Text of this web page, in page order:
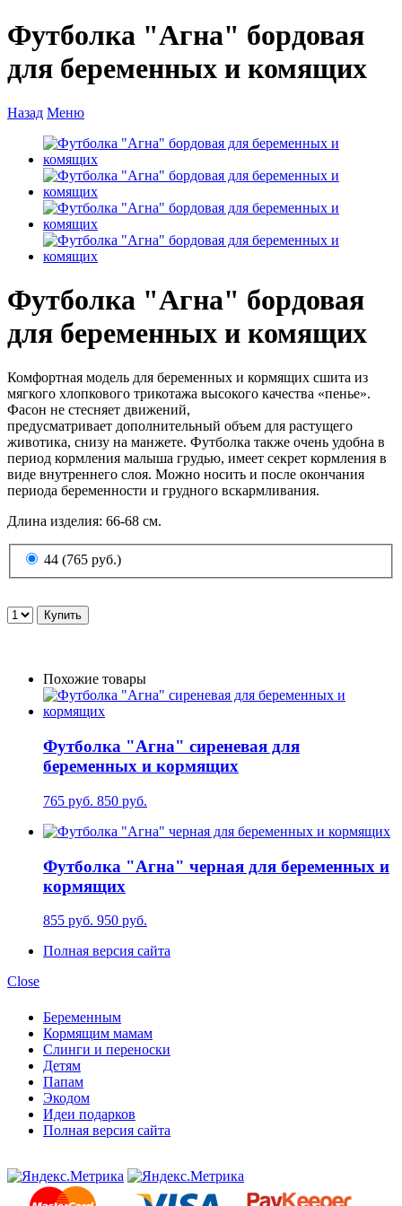
Футболка "Агна" бордовая
для беременных и комящих
Назад Меню
Футболка "Агна" бордовая
для беременных и комящих
Комфортная модель для беременных и кормящих сшита из
мягкого хлопкового трикотажа высокого качества «пенье».
Фасон не стесняет движений,
предусматривает дополнительный объем для растущего
животика, снизу на манжете. Футболка также очень удобна в
период кормления малыша грудью, имеет секрет кормления в
виде внутреннего слоя. Можно носить и после окончания
периода беременности и грудного вскармливания.
Длина изделия: 66-68 см.
44 (765 руб.)
Похожие товары
Футболка "Агна" сиреневая для
беременных и кормящих
765 руб. 850 руб.
Футболка "Агна" черная для беременных и
кормящих
855 руб. 950 руб.
Полная версия сайта
Close
Беременным
Кормящим мамам
Слинги и переноски
Детям
Папам
Экодом
Идеи подарков
Полная версия сайта